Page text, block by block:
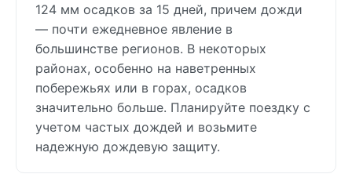
124 мм осадков за 15 дней, причем дожди
— почти ежедневное явление в
большинстве регионов. В некоторых
районах, особенно на наветренных
побережьях или в горах, осадков
значительно больше. Планируйте поездку с
учетом частых дождей и возьмите
надежную дождевую защиту.